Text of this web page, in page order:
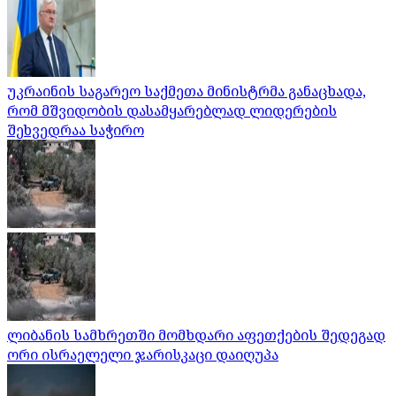
უკრაინის საგარეო საქმეთა მინისტრმა განაცხადა,
რომ მშვიდობის დასამყარებლად ლიდერების
შეხვედრაა საჭირო
ლიბანის სამხრეთში მომხდარი აფეთქების შედეგად
ორი ისრაელელი ჯარისკაცი დაიღუპა